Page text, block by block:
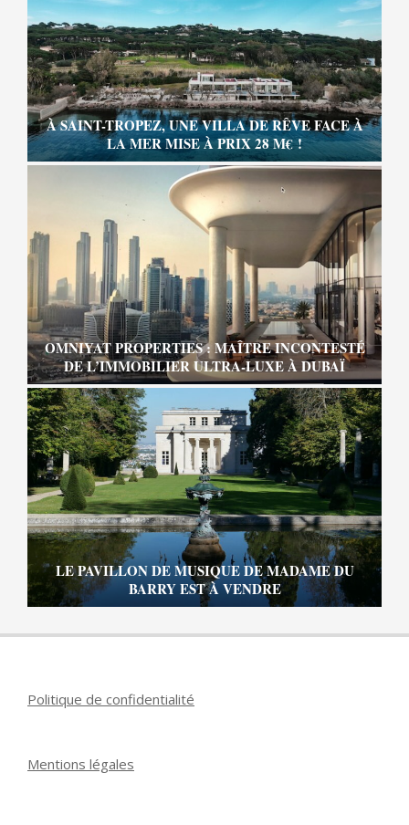
À SAINT-TROPEZ, UNE VILLA DE RÊVE FACE À
LA MER MISE À PRIX 28 M€ !
OMNIYAT PROPERTIES : MAÎTRE INCONTESTÉ
DE L’IMMOBILIER ULTRA-LUXE À DUBAÏ
LE PAVILLON DE MUSIQUE DE MADAME DU
BARRY EST À VENDRE
Politique de confidentialité
Mentions légales